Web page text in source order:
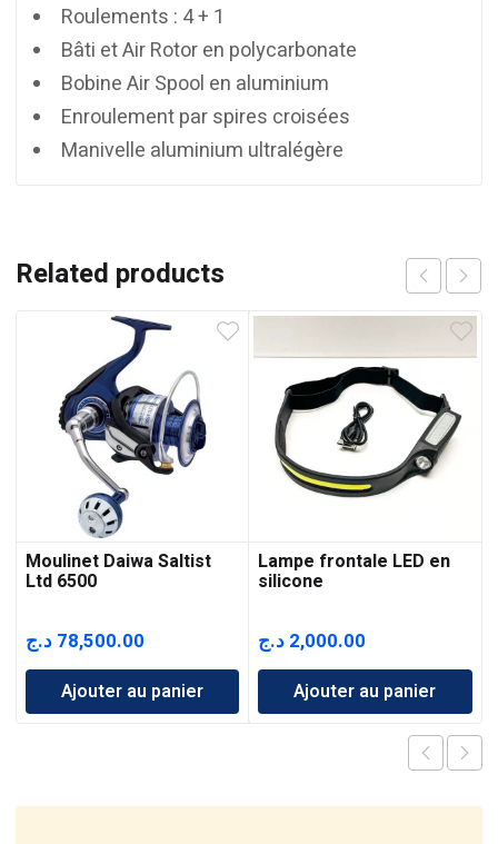
Roulements : 4 + 1
Bâti et Air Rotor en polycarbonate
Bobine Air Spool en aluminium
Enroulement par spires croisées
Manivelle aluminium ultralégère
Related products
Moulinet Daiwa Saltist
Ltd 6500
78,500.00 د.ج
Ajouter au panier
Lampe frontale LED en
silicone
2,000.00 د.ج
Ajouter au panier